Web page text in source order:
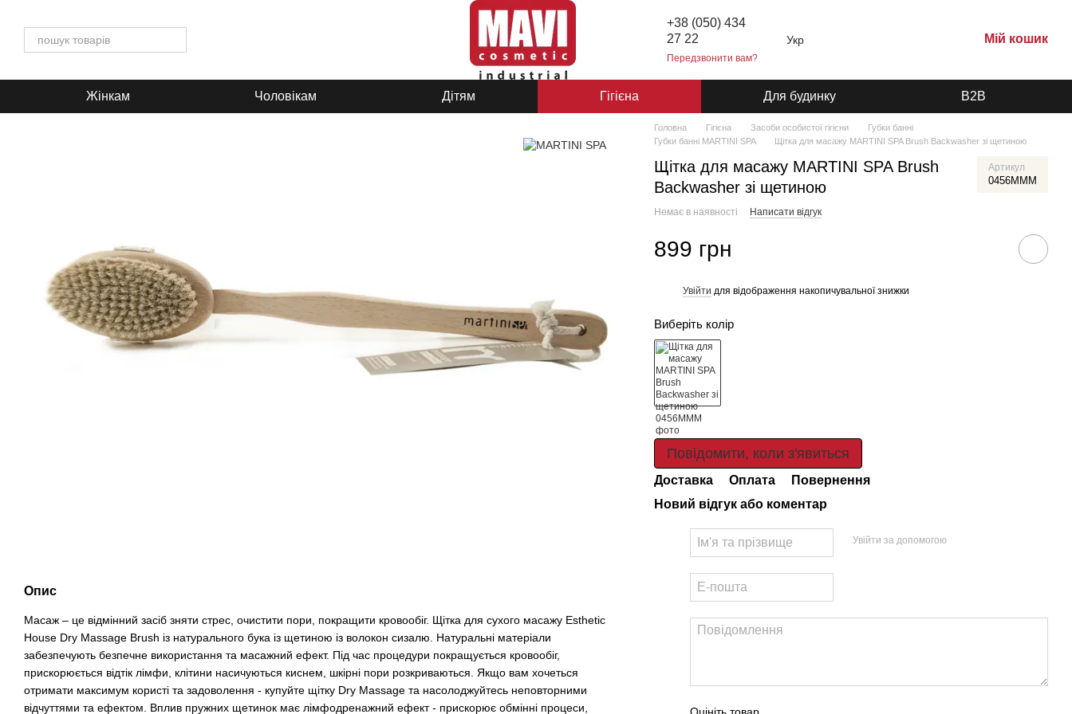
+38 (050) 434
27 22
Передзвонити вам?
Укр Мій кошик
Жінкам Чоловікам Дітям Гігієна Для будинку B2B
Опис
Масаж – це відмінний засіб зняти стрес, очистити пори, покращити кровообіг. Щітка для сухого масажу Esthetic
House Dry Massage Brush із натурального бука із щетиною із волокон сизалю. Натуральні матеріали
забезпечують безпечне використання та масажний ефект. Під час процедури покращується кровообіг,
прискорюється відтік лімфи, клітини насичуються киснем, шкірні пори розкриваються. Якщо вам хочеться
отримати максимум користі та задоволення - купуйте щітку Dry Massage та насолоджуйтесь неповторними
відчуттями та ефектом. Вплив пружних щетинок має лімфодренажний ефект - прискорює обмінні процеси,
Головна Гігієна Засоби особистої гігієни
Губки банні
Губки банні MARTINI SPA
Щітка для масажу MARTINI SPA Brush Backwasher зі щетиною
Щітка для масажу MARTINI SPA Brush
Backwasher зі щетиною
Артикул
0456MMM
Немає в наявності Написати відгук
899 грн
Увійти для відображення накопичувальної знижки
Виберіть колір
Повідомити, коли з'явиться
Доставка Оплата
Повернення
Новий відгук або коментар
Увійти за допомогою